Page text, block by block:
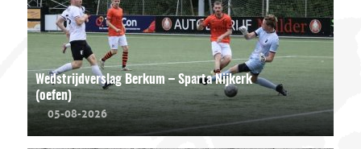
Wedstrijdverslag Berkum – Sparta Nijkerk
(oefen)
05-08-2026